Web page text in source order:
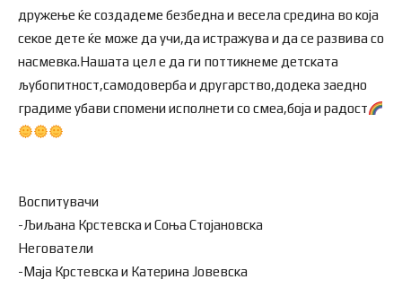
дружење ќе создадеме безбедна и весела средина во која
секое дете ќе може да учи,да истражува и да се развива со
насмевка.Нашата цел е да ги поттикнеме детската
љубопитност,самодоверба и другарство,додека заедно
градиме убави спомени исполнети со смеа,боја и радост
Воспитувачи
-Љиљана Крстевска и Соња Стојановска
Негователи
-Маја Крстевска и Катерина Јовевска